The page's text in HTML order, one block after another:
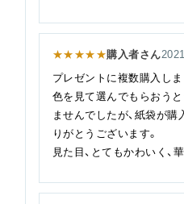
★★★★★購入者さん
プレゼントに複数購入しま
色を見て選んでもらおう
ませんでしたが、紙袋が
りがとうございます。
見た目、とてもかわいく、